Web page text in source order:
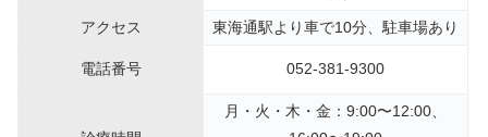
アクセス
東海通駅より車で10分、駐車場あり
電話番号 052-381-9300
月・火・木・金：9:00〜12:00、